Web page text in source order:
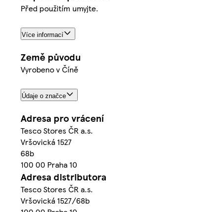
Před použitím umyjte.
Více informací
Země původu
Vyrobeno v Číně
Údaje o značce
Adresa pro vrácení
Tesco Stores ČR a.s.
Vršovická 1527
68b
100 00 Praha 10
Adresa distributora
Tesco Stores ČR a.s.
Vršovická 1527/68b